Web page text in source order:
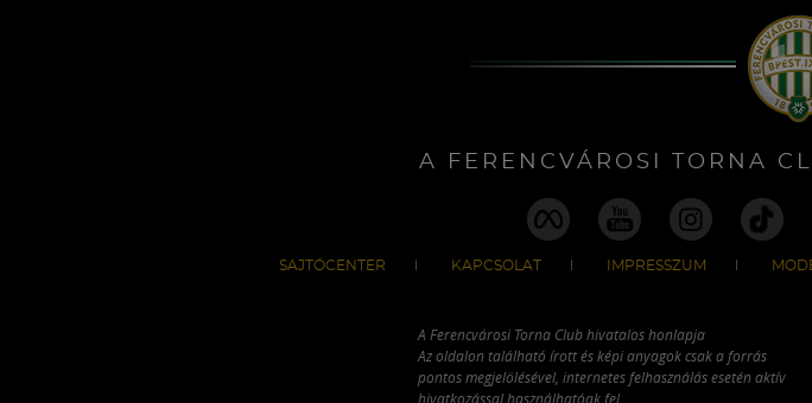
A FERENCVÁROSI TORNA
SAJTÓCENTER KAPCSOLAT IMPRESSZUM
A Ferencvárosi Torna Club hivatalos honlapja
Az oldalon található írott és képi anyagok csak a forrás
pontos megjelölésével, internetes felhasználás esetén aktív
hivatkozással használhatóak fel.